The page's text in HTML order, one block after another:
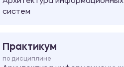
систем
Практикум
по дисциплине